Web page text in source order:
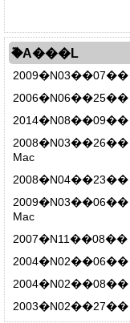
�֘A���L
2009�N03��07��
2006�N06��25��
2014�N08��09��
2008�N03��26��
Mac
2008�N04��23��
2009�N03��06��
Mac
2007�N11��08��
2004�N02��06��
2004�N02��08��
2003�N02��27��